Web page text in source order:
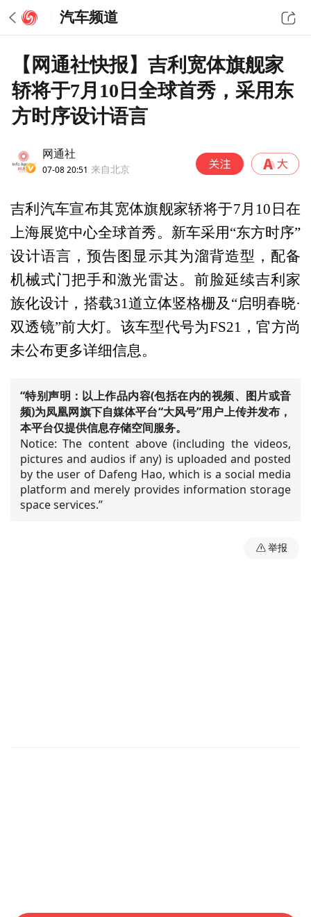
汽车频道
【网通社快报】吉利宽体旗舰家
轿将于7月10日全球首秀，采用东
方时序设计语言
网通社
07-08 20:51 来自北京
吉利汽车宣布其宽体旗舰家轿将于7月10日在
上海展览中心全球首秀。新车采用“东方时序”
设计语言，预告图显示其为溜背造型，配备
机械式门把手和激光雷达。前脸延续吉利家
族化设计，搭载31道立体竖格栅及“启明春晓·
双透镜”前大灯。该车型代号为FS21，官方尚
未公布更多详细信息。
“特别声明：以上作品内容(包括在内的视频、图片或音
频)为凤凰网旗下自媒体平台“大风号”用户上传并发布，
本平台仅提供信息存储空间服务。
Notice: The content above (including the videos,
pictures and audios if any) is uploaded and posted
by the user of Dafeng Hao, which is a social media
platform and merely provides information storage
space services.”
举报